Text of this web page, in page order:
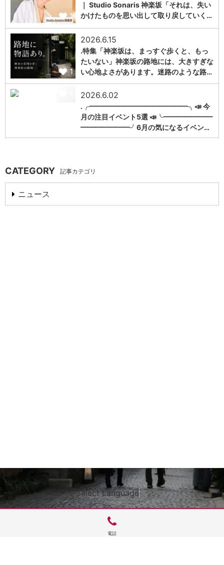
1
｜ Studio Sonaris 神楽坂「それは、失い
かけたものを思い出して取り戻していく…
1
2026.6.15
.特集「神楽坂は、まっすぐ歩くと、もっ
たいない」神楽坂の路地には、大きすぎな
い心地よさがあります。迷路のような路…
2026.6.02
.╭━━━━━━━━━━━━━━╮📣 今
月の注目イベント5選 📣╰━━━━━━━
━━━━━━━╯6月の気になるイベン…
CATEGORY 記事カテゴリ
ニュース
Select Language▼
電話